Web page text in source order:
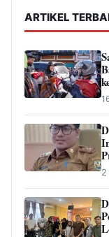
ARTIKEL
2